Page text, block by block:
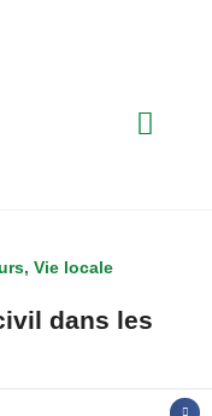
, Vie locale
dans les